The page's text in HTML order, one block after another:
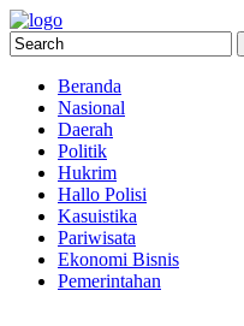
Beranda
Nasional
Daerah
Politik
Hukrim
Hallo Polisi
Kasuistika
Pariwisata
Ekonomi Bisnis
Pemerintahan